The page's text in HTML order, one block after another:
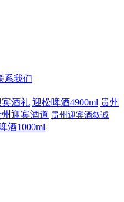
系我们
酒礼 迎松啤酒4900ml 贵州
州迎宾酒道 贵州迎宾酒叙诚
酒1000ml